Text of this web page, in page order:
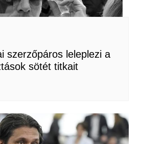
szerzőpáros leleplezi a
sötét titkait